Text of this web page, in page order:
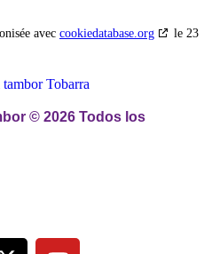
avec cookiedatabase.org
le 23
© 2026 Todos los